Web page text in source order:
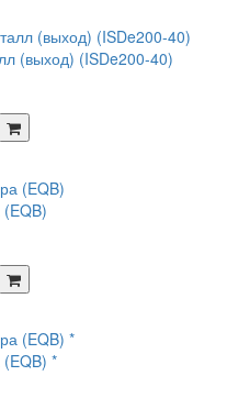
(выход) (ISDe200-40)
(EQB)
(EQB) *